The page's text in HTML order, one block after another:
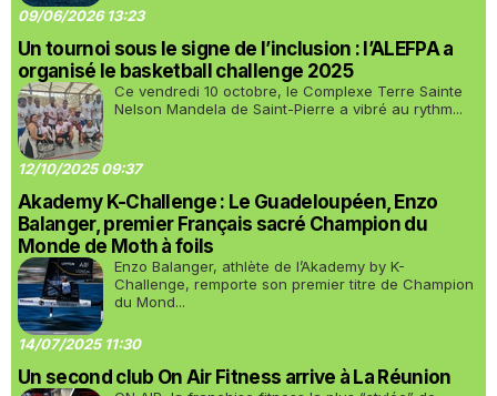
09/06/2026 13:23
Un tournoi sous le signe de l’inclusion : l’ALEFPA a
organisé le basketball challenge 2025
Ce vendredi 10 octobre, le Complexe Terre Sainte
Nelson Mandela de Saint-Pierre a vibré au rythm...
12/10/2025 09:37
Akademy K-Challenge : Le Guadeloupéen, Enzo
Balanger, premier Français sacré Champion du
Monde de Moth à foils
Enzo Balanger, athlète de l’Akademy by K-
Challenge, remporte son premier titre de Champion
du Mond...
14/07/2025 11:30
Un second club On Air Fitness arrive à La Réunion